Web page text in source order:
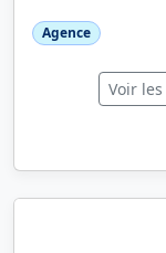
Agence
Voir